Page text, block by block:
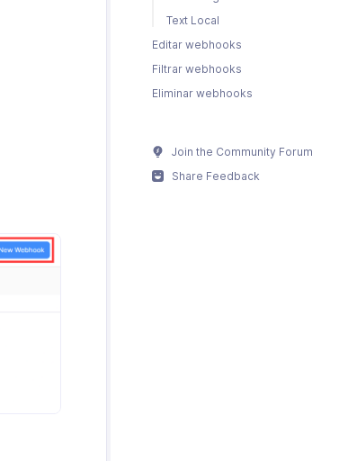
Text Local
Editar webhooks
Filtrar webhooks
Eliminar webhooks
Join the Community Forum
Share Feedback